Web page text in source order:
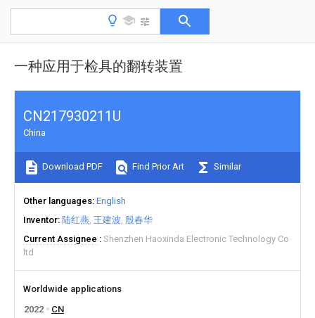
一种应用于检具的翻转装置
CN217930211U
China
Download PDF Find Prior Art Similar
Other languages English
Inventor 陆红燕 王建波 殷春华
Current Assignee
Shenzhen Haoxinda Electronic Technology Co
ltd
Worldwide applications
2022
CN